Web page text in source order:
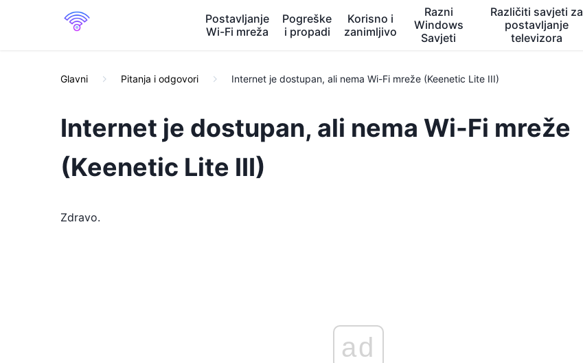
Postavljanje
Wi-Fi mreža
Pogreške
i propadi
Korisno i
zanimljivo
Razni
Windows
Savjeti
Različiti savjeti za
postavljanje
televizora
Glavni Pitanja i odgovori Internet je dostupan, ali nema Wi-Fi mreže (Keenetic Lite III)
Internet je dostupan, ali nema Wi-Fi mreže
(Keenetic Lite III)
Zdravo.
ad